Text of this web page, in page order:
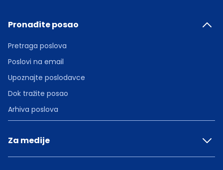
Pronađite posao
Pretraga poslova
Poslovi na email
Upoznajte poslodavce
Dok tražite posao
Arhiva poslova
Za medije